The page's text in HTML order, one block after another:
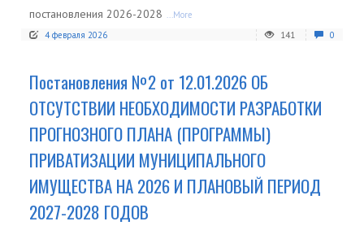
постановления 2026-2028 ...More
4 февраля 2026
141 0
Постановления №2 от 12.01.2026 ОБ
ОТСУТСТВИИ НЕОБХОДИМОСТИ РАЗРАБОТКИ
ПРОГНОЗНОГО ПЛАНА (ПРОГРАММЫ)
ПРИВАТИЗАЦИИ МУНИЦИПАЛЬНОГО
ИМУЩЕСТВА НА 2026 И ПЛАНОВЫЙ ПЕРИОД
2027-2028 ГОДОВ